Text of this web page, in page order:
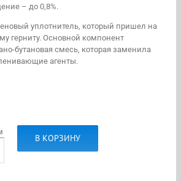
– до 0,8%.
уплотнитель, который пришел на
герниту. Основной компонент
бутановая смесь, которая заменила
агенты.
В КОРЗИНУ